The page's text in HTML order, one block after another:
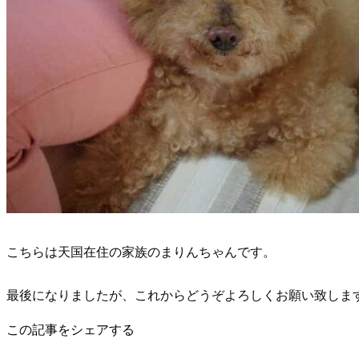
こちらは天国在住の家族のまりんちゃんです。
最後になりましたが、これからどうぞよろしくお願い致しま
この記事をシェアする